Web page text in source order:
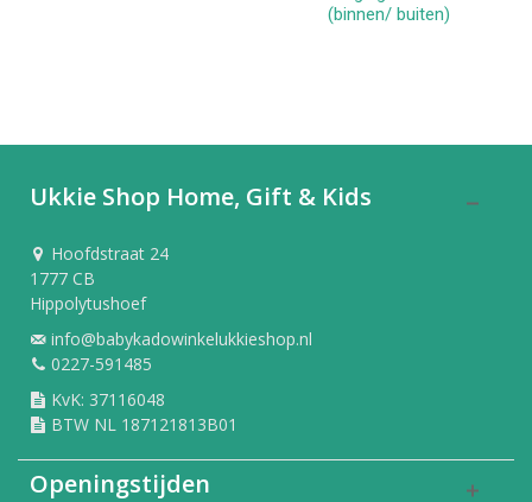
(binnen/ buiten)
Ukkie Shop Home, Gift & Kids
Hoofdstraat 24
1777 CB
Hippolytushoef
info@babykadowinkelukkieshop.nl
0227-591485
KvK: 37116048
BTW NL 187121813B01
Openingstijden